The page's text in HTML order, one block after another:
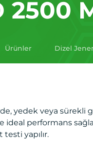
2500
Ürünler Dizel
yedek veya sürekli
ideal performans
yapılır.